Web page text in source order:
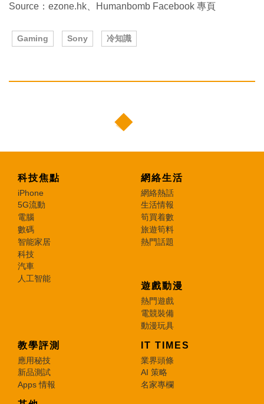
Source：ezone.hk、Humanbomb Facebook 專頁
Gaming Sony 冷知識
科技焦點
iPhone
5G流動
電腦
數碼
智能家居
科技
汽車
人工智能
網絡生活
網絡熱話
生活情報
筍買着數
旅遊筍料
熱門話題
遊戲動漫
熱門遊戲
電競裝備
動漫玩具
教學評測
應用秘技
新品測試
Apps 情報
IT TIMES
業界頭條
AI 策略
名家專欄